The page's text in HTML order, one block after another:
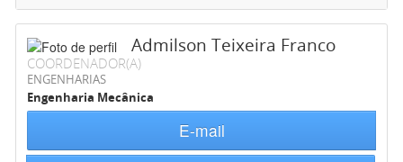
Admilson Teixeira Franco
COORDENADOR(A)
ENGENHARIAS
Engenharia Mecânica
E-mail